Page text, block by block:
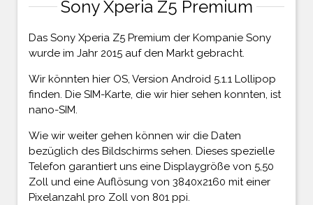
Sony Xperia Z5 Premium
Das Sony Xperia Z5 Premium der Kompanie Sony
wurde im Jahr 2015 auf den Markt gebracht.
Wir könnten hier OS, Version Android 5.1.1 Lollipop
finden. Die SIM-Karte, die wir hier sehen konnten, ist
nano-SIM.
Wie wir weiter gehen können wir die Daten
bezüglich des Bildschirms sehen. Dieses spezielle
Telefon garantiert uns eine Displaygröße von 5,50
Zoll und eine Auflösung von 3840x2160 mit einer
Pixelanzahl pro Zoll von 801 ppi.